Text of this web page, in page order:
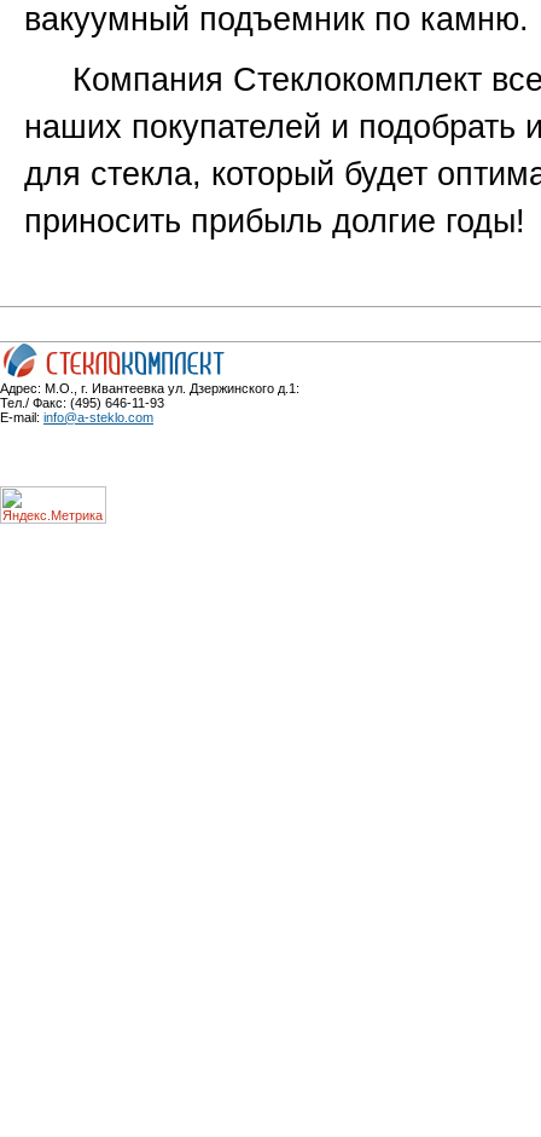
вакуумный подъемник по камню.
Компания Стеклокомплект
наших покупателей и подобрать
для стекла, который будет
приносить прибыль долгие годы!
Адрес: М.О., г. Ивантеевка ул. Дзержинского д.1:
Тел./ Факс: (495) 646-11-93
E-mail: info@a-steklo.com